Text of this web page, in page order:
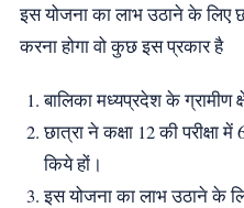
इस योजना का लाभ उठाने के लिए
करना होगा वो कुछ इस प्रकार है
बालिका मध्यप्रदेश के ग्रामीण
छात्रा ने कक्षा 12 की
किये हों।
इस योजना का लाभ उठाने के